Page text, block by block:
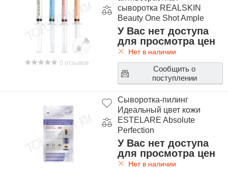
0 отзывов
сыворотка REALSKIN
Beauty One Shot Ample
У Вас нет доступа
для просмотра цен
Нет в наличии
Сообщить о
поступлении
Сыворотка-пилинг
Идеальный цвет кожи
ESTELARE Absolute
Perfection
У Вас нет доступа
для просмотра цен
Нет в наличии